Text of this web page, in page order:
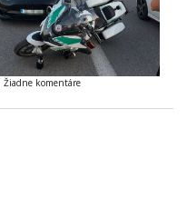
Žiadne komentáre